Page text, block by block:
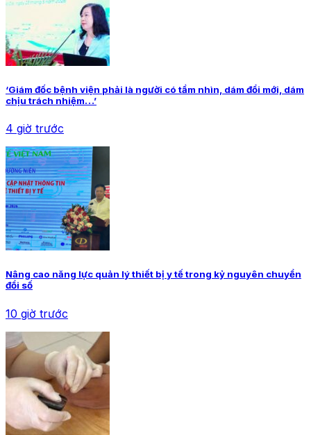
‘Giám đốc bệnh viện phải là người có tầm nhìn, dám đổi mới, dám
chịu trách nhiệm…’
4 giờ trước
Nâng cao năng lực quản lý thiết bị y tế trong kỷ nguyên chuyển
đổi số
10 giờ trước